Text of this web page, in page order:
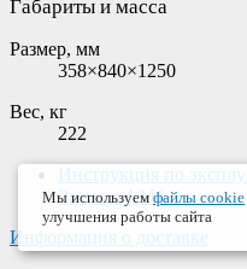
Габариты и масса
Размер, мм
358×840×1250
Вес, кг
222
Размер: 4 Мб
Информация о доставке
Мы используем файлы cookie
улучшения работы сайта